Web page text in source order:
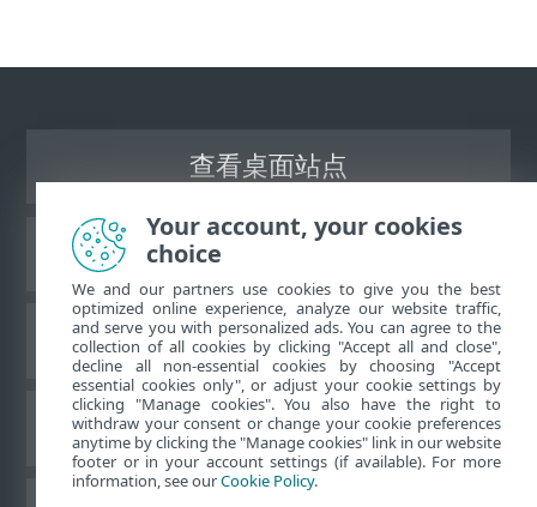
查看桌面站点
ESET 知识库
ESET 论坛
区域支持
Your account, your cookies
choice
We and our partners use cookies to give you the best
optimized online experience, analyze our website traffic,
and serve you with personalized ads. You can agree to the
collection of all cookies by clicking "Accept all and close",
decline all non-essential cookies by choosing "Accept
essential cookies only", or adjust your cookie settings by
clicking "Manage cookies". You also have the right to
withdraw your consent or change your cookie preferences
anytime by clicking the "Manage cookies" link in our website
footer or in your account settings (if available). For more
information, see ourCookie Policy.